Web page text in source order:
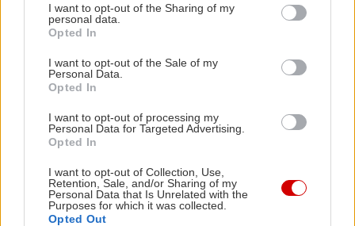
not limited to your visit or usage behaviour. You may click to
grant or deny consent to Google and its third-party tags to
use your data for below specified purposes in below Google
consent section.
I want to opt-out of the Sharing of my
personal data.
Opted In
I want to opt-out of the Sale of my
Personal Data.
Opted In
I want to opt-out of processing my
Personal Data for Targeted Advertising.
Opted In
I want to opt-out of Collection, Use,
Retention, Sale, and/or Sharing of my
Personal Data that Is Unrelated with the
Purposes for which it was collected.
Opted Out